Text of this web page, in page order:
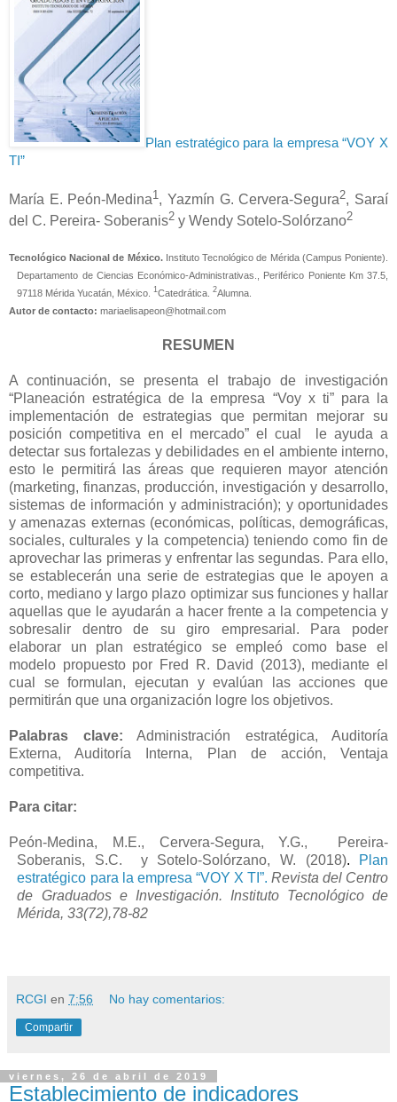
Plan estratégico para la empresa “VOY X
TI”
María E. Peón-Medina1 , Yazmín G. Cervera-Segura2, Saraí
del C. Pereira- Soberanis2 y Wendy Sotelo-Solórzano2
Tecnológico Nacional de México. Instituto Tecnológico de Mérida (Campus Poniente).
Departamento de Ciencias Económico-Administrativas., Periférico Poniente Km 37.5,
97118 Mérida Yucatán, México.1Catedrática.2Alumna.
Autor de contacto: mariaelisapeon@hotmail.com
RESUMEN
A continuación, se presenta el trabajo de investigación
“Planeación estratégica de la empresa “Voy x ti” para la
implementación de estrategias que permitan mejorar su
posición competitiva en el mercado” el cual
le ayuda a
detectar sus fortalezas y debilidades en el ambiente interno,
esto le permitirá las áreas que requieren mayor atención
(marketing, finanzas, producción, investigación y desarrollo,
sistemas de información y administración); y oportunidades
y amenazas externas (económicas, políticas, demográficas,
sociales, culturales y la competencia) teniendo como fin de
aprovechar las primeras y enfrentar las segundas. Para ello,
se establecerán una serie de estrategias que le apoyen a
corto, mediano y largo plazo optimizar sus funciones y hallar
aquellas que le ayudarán a hacer frente a la competencia y
sobresalir dentro de su giro empresarial. Para poder
elaborar un plan estratégico se empleó como base el
modelo propuesto por Fred R. David (2013), mediante el
cual se formulan, ejecutan y evalúan las acciones que
permitirán que una organización logre los objetivos.
Palabras clave: Administración estratégica, Auditoría
Externa, Auditoría Interna, Plan de acción, Ventaja
competitiva.
Para citar:
Peón-Medina, M.E., Cervera-Segura, Y.G.,
Pereira-
Soberanis, S.C.
y Sotelo-Solórzano, W. (2018).
Plan
estratégico para la empresa “VOY X TI”. Revista del Centro
de Graduados e Investigación. Instituto Tecnológico de
Mérida, 33(72),78-82
RCGI en 7:56 No hay comentarios:
Compartir
viernes, 26 de abril de 2019
Establecimiento de indicadores